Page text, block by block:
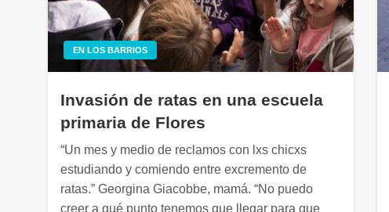
EN LOS BARRIOS
Invasión de ratas en una escuela
primaria de Flores
“Un mes y medio de reclamos con lxs chicxs
estudiando y comiendo entre excremento de
ratas.” Georgina Giacobbe, mamá. “No puedo
creer a qué punto tenemos que llegar para que